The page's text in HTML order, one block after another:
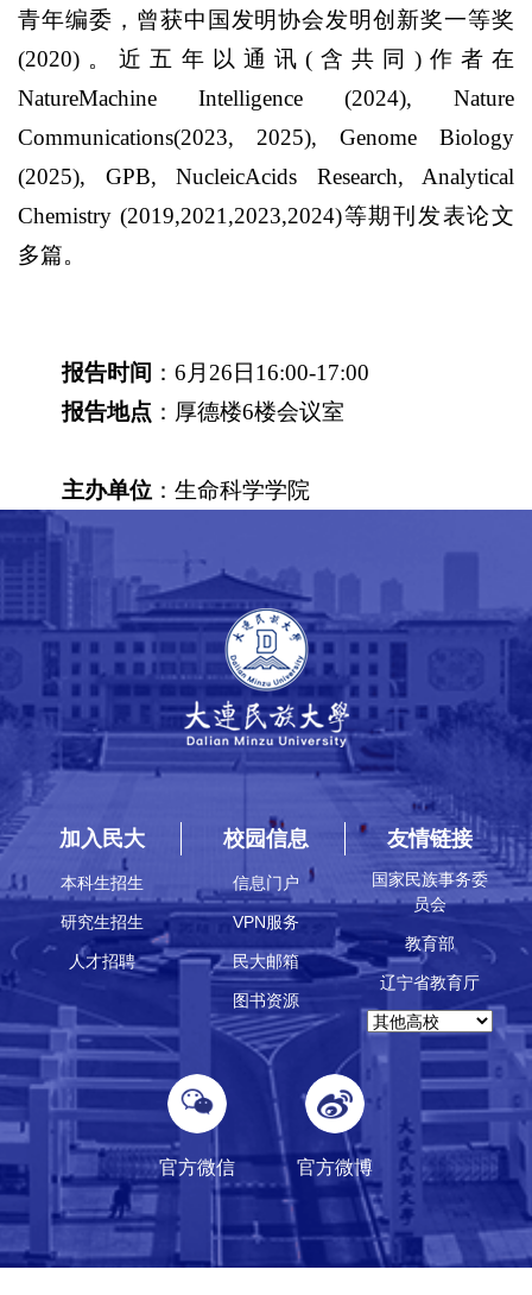
青年编委，曾获中国发明协会发明创新奖一等奖
(2020)。近五年以通讯(含共同)作者在
NatureMachine Intelligence (2024), Nature
Communications(2023, 2025), Genome Biology
(2025), GPB, NucleicAcids Research, Analytical
Chemistry (2019,2021,2023,2024)等期刊发表论文
多篇。
报告时间 ：6月26日16:00-17:00
报告地点 ：厚德楼6楼会议室
主办单位 ：生命科学学院
加入民大
本科生招生
研究生招生
人才招聘
校园信息
信息门户
VPN服务
民大邮箱
图书资源
友情链接
国家民族事务委
员会
教育部
辽宁省教育厅
官方微信 官方微博